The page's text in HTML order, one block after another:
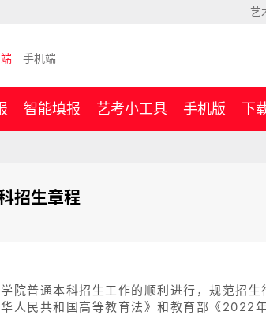
艺
手机端
智能填报 艺考小工具 手机版 下
招生章程
院普通本科招生工作的顺利进行，规范招
人民共和国高等教育法》和教育部《2022